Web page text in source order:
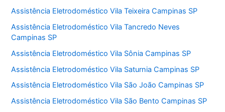
Assistência Eletrodoméstico Vila Teixeira Campinas SP
Assistência Eletrodoméstico Vila Tancredo Neves
Campinas SP
Assistência Eletrodoméstico Vila Sônia Campinas SP
Assistência Eletrodoméstico Vila Saturnia Campinas SP
Assistência Eletrodoméstico Vila São João Campinas SP
Assistência Eletrodoméstico Vila São Bento Campinas SP